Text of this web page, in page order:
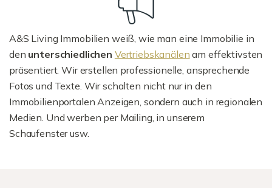
A&S Living Immobilien weiß, wie man eine Immobilie in
den unterschiedlichen Vertriebskanälen am effektivsten
präsentiert. Wir erstellen professionelle, ansprechende
Fotos und Texte. Wir schalten nicht nur in den
Immobilienportalen Anzeigen, sondern auch in regionalen
Medien. Und werben per Mailing, in unserem
Schaufenster usw.